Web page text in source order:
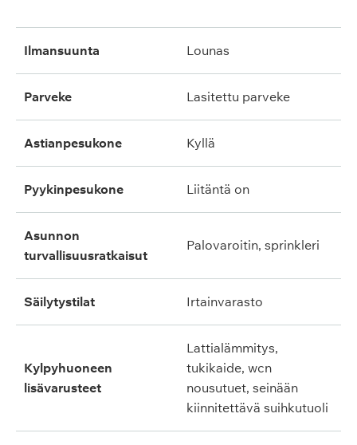
ilmansuunta lounas
parveke lasitettu parveke
astianpesukone kyllä
pyykinpesukone liitäntä on
asunnon
turvallisuusratkaisut
palovaroitin, sprinkleri
säilytystilat irtainvarasto
kylpyhuoneen
lisävarusteet
lattialämmitys,
tukikaide, wcn
nousutuet, seinään
kiinnitettävä suihkutuoli